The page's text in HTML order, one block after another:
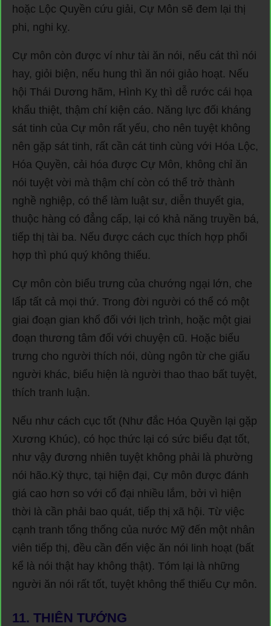
hoặc Lộc Quyền cứu giải, Cự Môn sẽ đem lại thị
phi, nghi kỵ.
Cự môn còn được ví như tài ăn nói, nếu cát thì nói
hay, giỏi biện, nếu hung thì ăn nói giảo hoạt. Nếu
hội Thái Dương hãm, Hình Kỵ thì dễ rước cái họa
khẩu thiệt, thậm chí kiện cáo. Năng lực đối kháng
sát tinh của Cự môn rất yếu, cho nên tuyệt không
nên gặp sát tinh, rất cần cát tinh cùng với Hóa Lộc,
Hóa Quyền, cải hóa được Cự Môn, không chỉ ăn
nói tuyệt vời mà thậm chí còn có thể trở thành
nghề nghiệp, có thể làm luật sư, diễn thuyết gia,
thuộc hàng có đẳng cấp, lại có khả năng truyền bá,
tiếp thị tài ba. Nếu được cách cục thích hợp phối
hợp thì phú quý không thiếu.
Cự môn còn biểu trưng của chướng ngại lớn, che
lấp tất cả mọi thứ. Trong đời người có thể có một
giai đoạn gian khổ đối với lịch trình, hoặc một giai
đoạn thương tâm đối với chuyện cũ. Hoặc biểu
trưng cho người thích nói, dùng ngôn từ che giấu
người khác, biểu hiện là người thao thao bất tuyệt,
thích tranh luận.
Nếu như cách cục tốt (Như đắc Hóa Quyền lại gặp
Xương Khúc), có học thức lại có sức biểu đạt tốt,
như vậy đương nhiên tuyệt không phải là phường
nói hão.Kỳ thực, tại hiện đại, Cự môn được đánh
giá cao hơn so với cổ đại nhiều lắm, bởi vì hiện
thời là cần phải bao quát, tiếp thị xã hội. Từ việc
cạnh tranh tổng thống của nước Mỹ đến một nhân
viên tiếp thị, đều cần đến việc ăn nói linh hoạt (bất
kể là nói thật hay không thật). Tóm lại là những
người ăn nói rất tốt, tuyệt không thể thiếu Cự môn.
11. THIÊN TƯỚNG